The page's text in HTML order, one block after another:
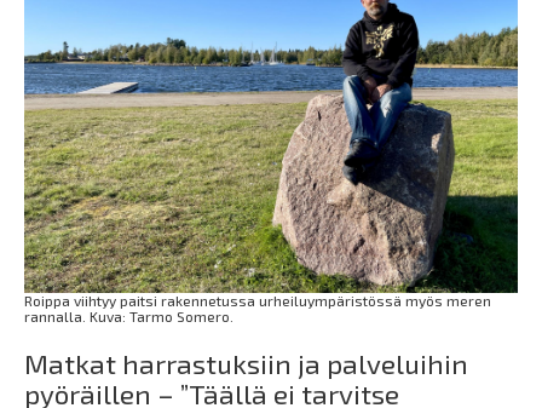
Roippa viihtyy paitsi rakennetussa urheiluympäristössä myös meren
rannalla. Kuva: Tarmo Somero.
Matkat harrastuksiin ja palveluihin
pyöräillen – ”Täällä ei tarvitse